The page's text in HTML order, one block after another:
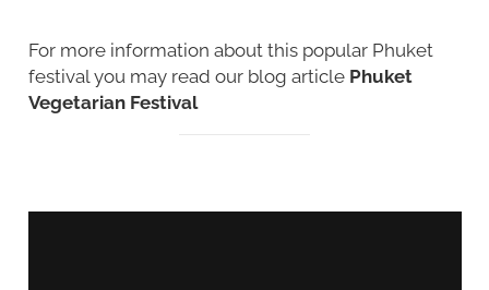
For more information about this popular Phuket
festival you may read our blog article Phuket
Vegetarian Festival